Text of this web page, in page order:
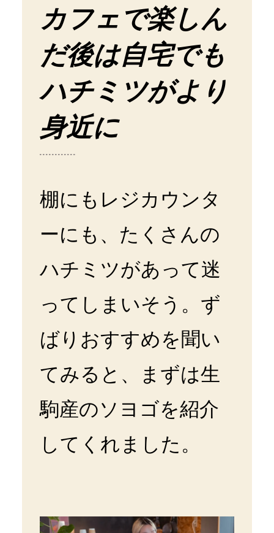
カフェで楽しん
だ後は自宅でも
ハチミツがより
身近に
棚にもレジカウンタ
ーにも、たくさんの
ハチミツがあって迷
ってしまいそう。ず
ばりおすすめを聞い
てみると、まずは生
駒産のソヨゴを紹介
してくれました。